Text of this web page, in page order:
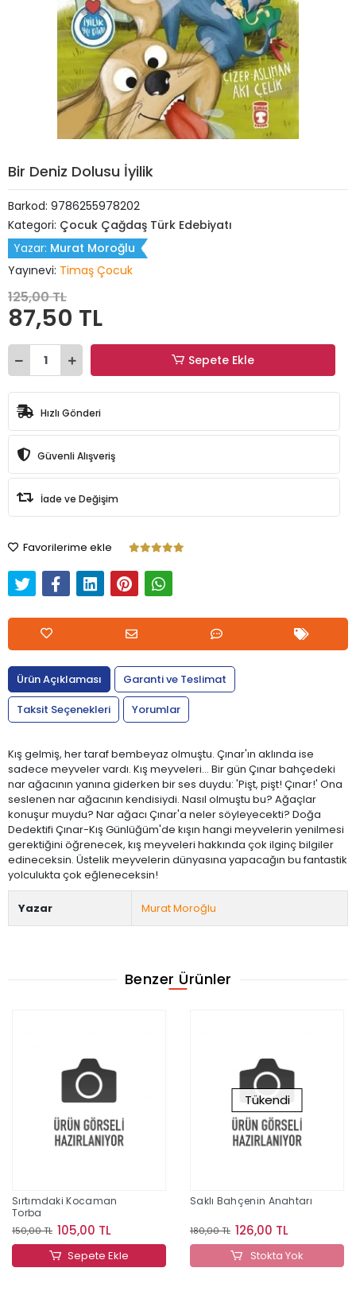
Bir Deniz Dolusu İyilik
Barkod: 9786255978202
Kategori: Çocuk Çağdaş Türk Edebiyatı
Yazar: Murat Moroğlu
Yayınevi: Timaş Çocuk
125,00 TL
87,50 TL
Sepete Ekle
Hızlı Gönderi
Güvenli Alışveriş
İade ve Değişim
Favorilerime ekle
Ürün Açıklaması
Garanti ve Teslimat
Taksit Seçenekleri
Yorumlar
Kış gelmiş, her taraf bembeyaz olmuştu. Çınar'ın aklında ise
sadece meyveler vardı. Kış meyveleri... Bir gün Çınar bahçedeki
nar ağacının yanına giderken bir ses duydu: 'Pişt, pişt! Çınar!' Ona
seslenen nar ağacının kendisiydi. Nasıl olmuştu bu? Ağaçlar
konuşur muydu? Nar ağacı Çınar'a neler söyleyecekti? Doğa
Dedektifi Çınar-Kış Günlüğüm'de kışın hangi meyvelerin yenilmesi
gerektiğini öğrenecek, kış meyveleri hakkında çok ilginç bilgiler
edineceksin. Üstelik meyvelerin dünyasına yapacağın bu fantastik
yolculukta çok eğleneceksin!
Yazar Murat Moroğlu
Benzer Ürünler
Sırtımdaki Kocaman
Torba
150,00 TL 105,00 TL
Sepete Ekle
Tükendi
Saklı Bahçenin Anahtarı
180,00 TL 126,00 TL
Stokta Yok